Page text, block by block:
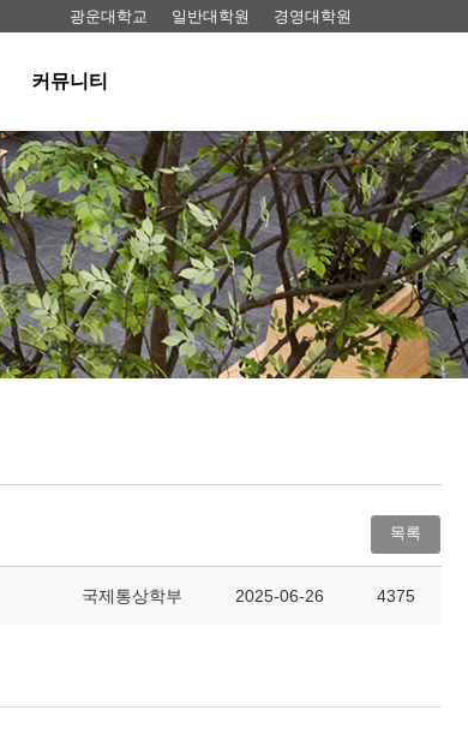
경영대학원
일반대학원
광운대학교
커뮤니티
공지사항
뉴스
동영상
FAQ
목록
국제통상학부 2025-06-26 4375